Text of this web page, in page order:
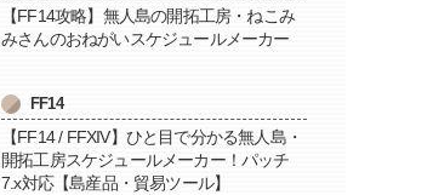
【FF14攻略】無人島の開拓工房・ねこみ
みさんのおねがいスケジュールメーカー
FF14
【FF14 / FFXIV】ひと目で分かる無人島・
開拓工房スケジュールメーカー！パッチ
7.x対応【島産品・貿易ツール】